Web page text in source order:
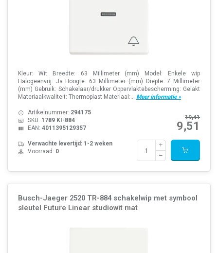
Kleur: Wit Breedte: 63 Millimeter (mm) Model: Enkele wip
Halogeenvrij: Ja Hoogte: 63 Millimeter (mm) Diepte: 7 Millimeter
(mm) Gebruik: Schakelaar/drukker Oppervlaktebescherming: Gelakt
Materiaalkwaliteit: Thermoplast Materiaal:... Meer informatie »
19,41
9,51
Artikelnummer: 294175
SKU: 1789 KI-884
EAN: 4011395129357
Verwachte levertijd: 1-2 weken
Voorraad: 0
Busch-Jaeger 2520 TR-884 schakelwip met symbool
sleutel Future Linear studiowit mat